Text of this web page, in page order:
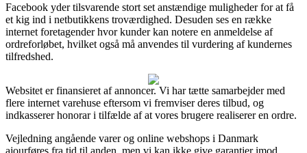
Facebook yder tilsvarende stort set anstændige muligheder for at få
et kig ind i netbutikkens troværdighed. Desuden ses en række
internet foretagender hvor kunder kan notere en anmeldelse af
ordreforløbet, hvilket også må anvendes til vurdering af kundernes
tilfredshed.
Websitet er finansieret af annoncer. Vi har tætte samarbejder med
flere internet varehuse eftersom vi fremviser deres tilbud, og
indkasserer honorar i tilfælde af at vores brugere realiserer en ordre.
Vejledning angående varer og online webshops i Danmark
ajourføres fra tid til anden, men vi kan ikke give garantier imod